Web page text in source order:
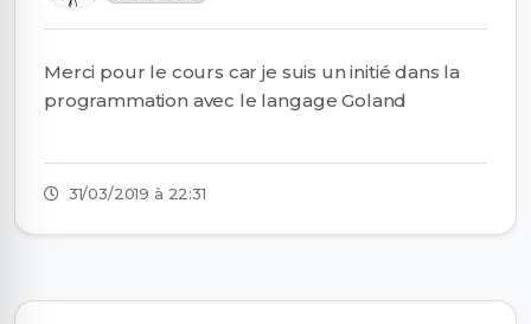
Merci pour le cours car je suis un initié dans la
programmation avec le langage Goland
31/03/2019 à 22:31